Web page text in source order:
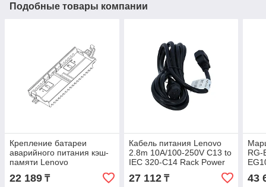
Подобные товары компании
Крепление батареи
аварийного питания кэш-
памяти Lenovo
ThinkSystem 2U Supercap
Holder Kit 4M17A61230
22 189 ₸
Кабель питания Lenovo
2.8m 10A/100-250V C13 to
IEC 320-C14 Rack Power
Cable 4L67A08366
27 112₸
RG-
43